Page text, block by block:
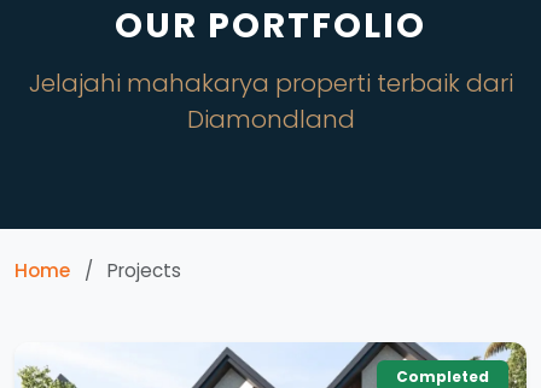
OUR PORTFOLIO
Jelajahi mahakarya properti terbaik dari
Diamondland
Home / Projects
Completed